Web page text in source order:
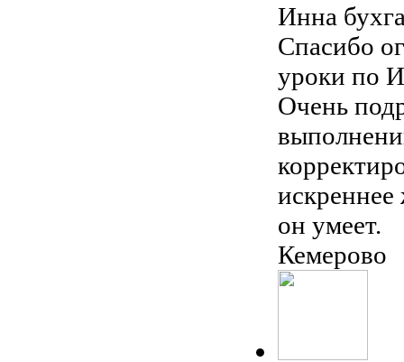
Инна
Спасибо
уроки по
Очень
искреннее
он умеет.
Кемерово